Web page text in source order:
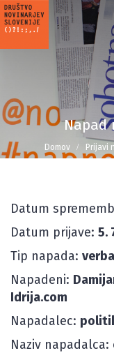
Napad
Domov Prijavi
Datum
Datum prijave: 5.
Tip napada:
Napadeni:
Idrija.com
Napadalec:
Naziv napadalca: